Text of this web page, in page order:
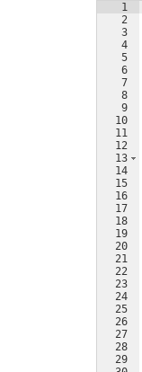
1
2
3
4
5
6
7
8
9
10
11
12
13
14
15
16
17
18
19
20
21
22
23
24
25
26
27
28
29